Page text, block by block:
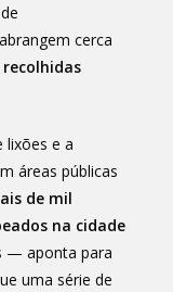
cerca
lixões e a
áreas públicas
de mil
na cidade
— aponta para
uma série de